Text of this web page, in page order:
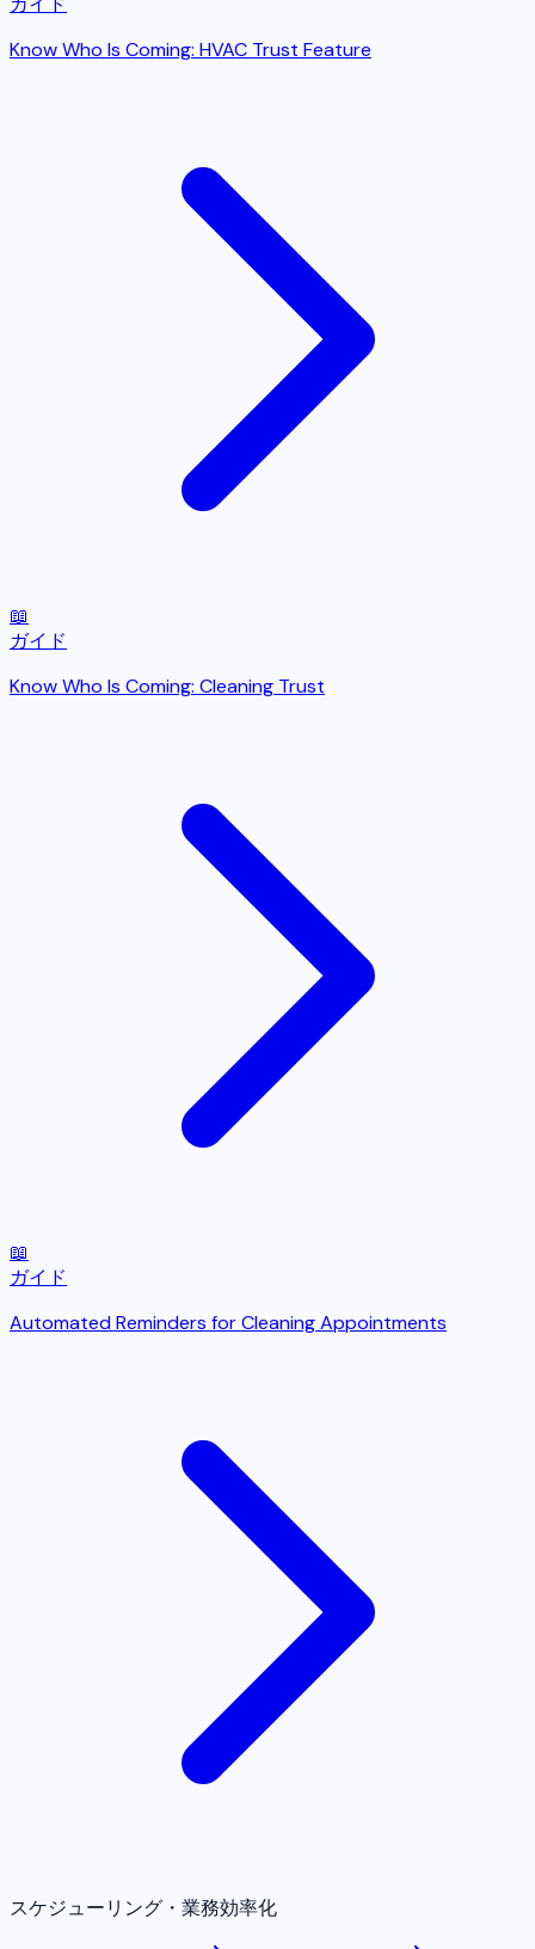
Know Who Is Coming: HVAC Trust Feature
📖
ガイド
Know Who Is Coming: Cleaning Trust
📖
ガイド
Automated Reminders for Cleaning Appointments
スケジューリング・業務効率化